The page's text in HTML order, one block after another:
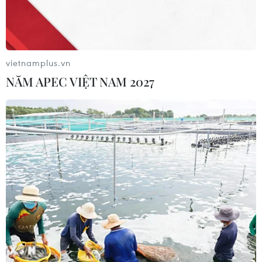
Gỡ nút thắt thể chế đất đai, mở khóa
nguồn lực cho tăng trưởng
01/08/2026 12:14
Hưng Yên: Có sổ đỏ trong tay, người
dân vẫn không thể làm nhà, không
thể bán đất
31/07/2026 05:28
Nhà nước giữ vai trò kiến tạo, khơi
thông dòng vốn đầu tư nhà ở cho
thuê
31/07/2026 02:35
vietnamplus.vn
NĂM APEC VIỆT NAM 2027